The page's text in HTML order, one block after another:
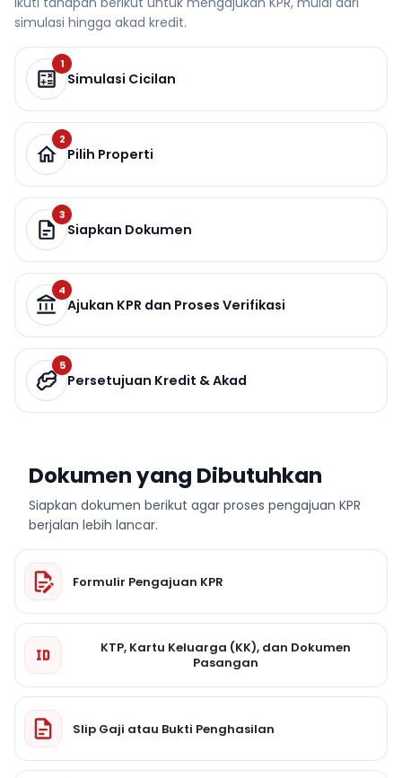
simulasi hingga akad kredit.
1
Simulasi Cicilan
2
Pilih Properti
3
Siapkan Dokumen
4
Ajukan KPR dan Proses Verifikasi
5
Persetujuan Kredit & Akad
Dokumen yang Dibutuhkan
Siapkan dokumen berikut agar proses pengajuan KPR
berjalan lebih lancar.
Formulir Pengajuan KPR
KTP, Kartu Keluarga (KK), dan Dokumen
Pasangan
Slip Gaji atau Bukti Penghasilan